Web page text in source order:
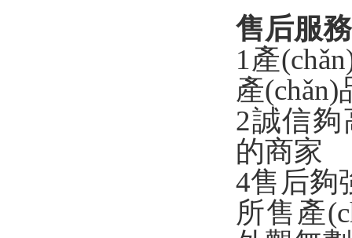
售后服
1產
產(chǎn)
2誠信夠
的商家
4售后夠
所售產